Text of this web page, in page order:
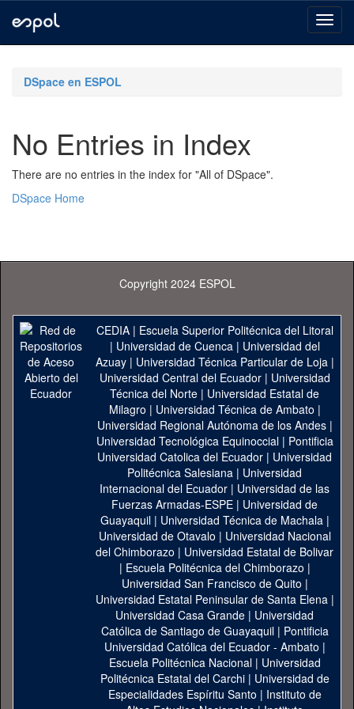
navigationDSpace en ESPOL
No Entries in Index
There are no entries in the index for "All of DSpace".
DSpace Home
Copyright 2024 ESPOL
CEDIA| Escuela Superior Politécnica del Litoral
| Universidad de Cuenca| Universidad del
Azuay| Universidad Técnica Particular de Loja|
Universidad Central del Ecuador| Universidad
Técnica del Norte | Universidad Estatal de
Milagro | Universidad Técnica de Ambato |
Universidad Regional Autónoma de los Andes|
Universidad Tecnológica Equinoccial| Pontificia
Universidad Catolica del Ecuador | Universidad
Politécnica Salesiana | Universidad
Internacional del Ecuador | Universidad de las
Fuerzas Armadas-ESPE | Universidad de
Guayaquil| Universidad Técnica de Machala|
Universidad de Otavalo | Universidad Nacional
del Chimborazo | Universidad Estatal de Bolivar
| Escuela Politécnica del Chimborazo |
Universidad San Francisco de Quito |
Universidad Estatal Peninsular de Santa Elena|
Universidad Casa Grande | Universidad
Católica de Santiago de Guayaquil| Pontificia
Universidad Católica del Ecuador - Ambato |
Escuela Politécnica Nacional| Universidad
Politécnica Estatal del Carchi| Universidad de
Especialidades Espíritu Santo | Instituto de